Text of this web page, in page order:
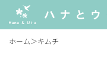
ホーム＞キムチ